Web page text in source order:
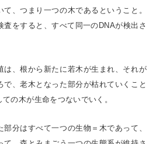
、つまり一つの木であるということ。
査をすると、すべて同一のDNAが検出さ
は、根から新たに若木が生まれ、それが
で、老木となった部分が枯れていくこと
の木が生命をつないでいく。
分はすべて一つの生物＝木であって、